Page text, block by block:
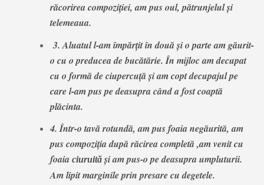
răcorirea compoziţiei, am pus oul, pătrunjelul şi
telemeaua.
3. Aluatul l-am împărţit în două şi o parte am găurit-
o cu o preducea de bucătărie. În mijloc am decupat
cu o formă de ciupercuţă şi am copt decupajul pe
care l-am pus pe deasupra când a fost coaptă
plăcinta.
4. Într-o tavă rotundă, am pus foaia negăurită, am
pus compoziţia după răcirea completă ,am venit cu
foaia ciuruităşi am pus-o pe deasupra umpluturii.
Am lipit marginile prin presare cu degetele.